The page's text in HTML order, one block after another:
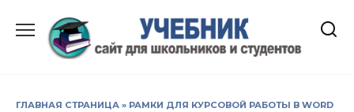
содержанию
ГЛАВНАЯ СТРАНИЦА » РАМКИ ДЛЯ КУРСОВОЙ РАБОТЫ В WORD